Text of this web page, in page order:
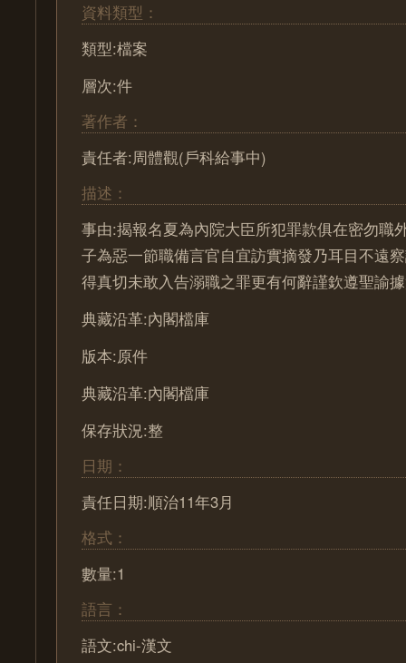
資料類型：
類型:檔案
層次:件
著作者：
責任者:周體觀(戶科給事中)
描述：
事由:揭報名夏為內院大臣所犯罪款俱在密勿職
子為惡一節職備言官自宜訪實摘發乃耳目不遠
得真切未敢入告溺職之罪更有何辭謹欽遵聖諭
典藏沿革:內閣檔庫
版本:原件
典藏沿革:內閣檔庫
保存狀況:整
日期：
責任日期:順治11年3月
格式：
數量:1
語言：
語文:chi-漢文